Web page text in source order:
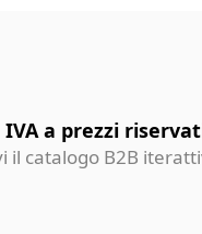
a prezzi
il catalogo B2B